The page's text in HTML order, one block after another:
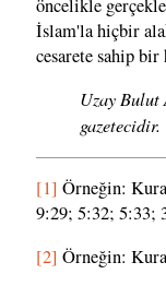
öncelikle
İslam'la hiçbir
cesarete sahip
Uzay Bulut
gazetecidir.
[1] Örneğin:
9:29; 5:32; 5:33;
[2] Örneğin: